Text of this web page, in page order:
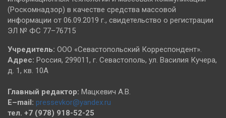
(Роскомнадзор) в качестве средства массовой
информации от 06.09.2019 г., свидетельство о регистрации
ЭЛ № ФС 77–76715
Учредитель: ООО «Севастопольский Корреспондент».
Адрес: Россия, 299011, г. Севастополь, ул. Василия Кучера,
д. 1, кв. 10А
Главный редактор: Мацкевич А.В.
E–mail: pressevkor@yandex.ru
тел. +7 (978) 918-52-25